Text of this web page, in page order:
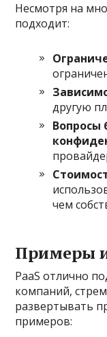
Несмотря на
подходит:
другую
Вопросы
чем
Примеры
PaaS отлично
компаний,
развертывать
примеров: